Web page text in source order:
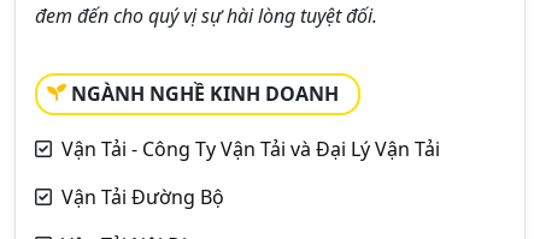
đem đến cho quý vị sự hài lòng tuyệt đối.
NGÀNH NGHỀ KINH DOANH
Vận Tải - Công Ty Vận Tải và Đại Lý Vận Tải
Vận Tải Đường Bộ